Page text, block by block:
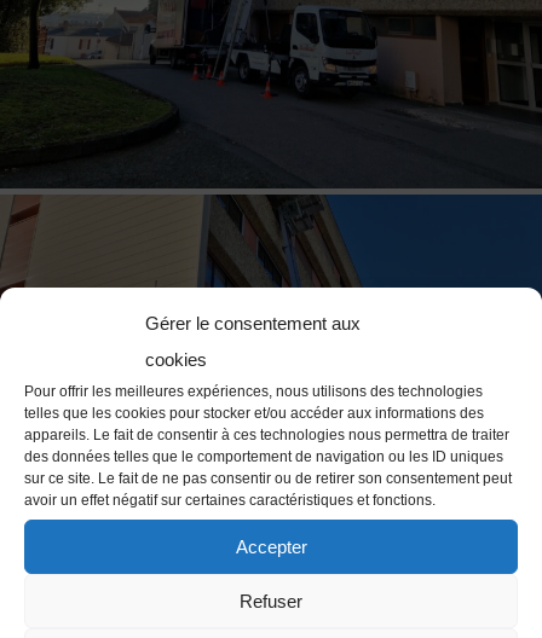
Gérer le consentement aux
cookies
Pour offrir les meilleures expériences, nous utilisons des technologies
telles que les cookies pour stocker et/ou accéder aux informations des
appareils. Le fait de consentir à ces technologies nous permettra de traiter
des données telles que le comportement de navigation ou les ID uniques
sur ce site. Le fait de ne pas consentir ou de retirer son consentement peut
avoir un effet négatif sur certaines caractéristiques et fonctions.
Accepter
Refuser